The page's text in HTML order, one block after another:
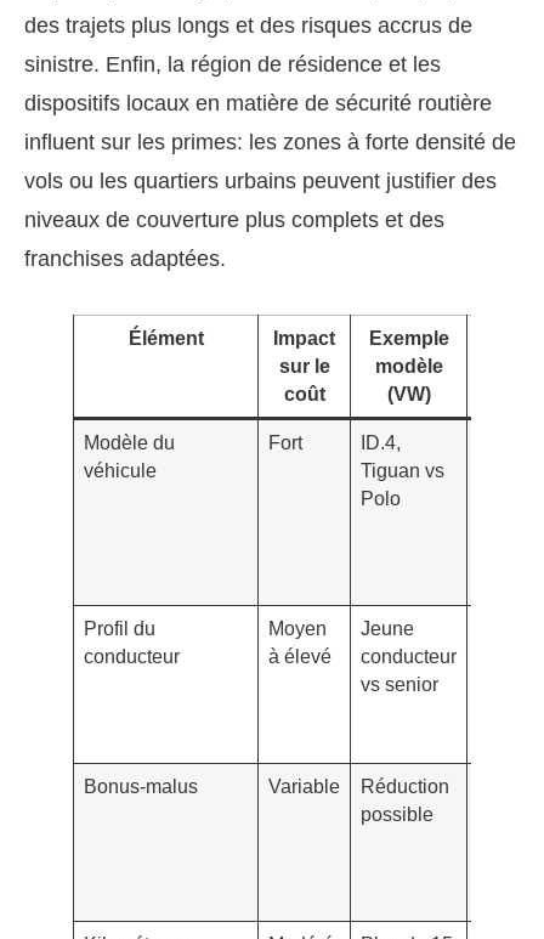
des trajets plus longs et des risques accrus de
sinistre. Enfin, la région de résidence et les
dispositifs locaux en matière de sécurité routière
influent sur les primes: les zones à forte densité de
vols ou les quartiers urbains peuvent justifier des
niveaux de couverture plus complets et des
franchises adaptées.
Élément
Impact
sur le
coût
Exemple
modèle
(VW)
Modèle du
véhicule
Fort
ID.4,
Tiguan vs
Polo
Profil du
conducteur
Moyen
à élevé
Jeune
conducteur
vs senior
Bonus-malus Variable
Réduction
possible